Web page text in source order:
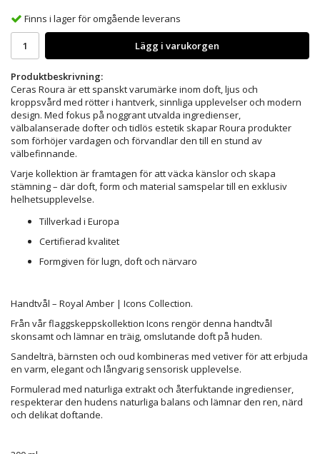
Finns i lager för omgående leverans
Lägg i varukorgen
Produktbeskrivning:
Ceras Roura är ett spanskt varumärke inom doft, ljus och
kroppsvård med rötter i hantverk, sinnliga upplevelser och modern
design. Med fokus på noggrant utvalda ingredienser,
välbalanserade dofter och tidlös estetik skapar Roura produkter
som förhöjer vardagen och förvandlar den till en stund av
välbefinnande.
Varje kollektion är framtagen för att väcka känslor och skapa
stämning – där doft, form och material samspelar till en exklusiv
helhetsupplevelse.
Tillverkad i Europa
Certifierad kvalitet
Formgiven för lugn, doft och närvaro
Handtvål – Royal Amber | Icons Collection.
Från vår flaggskeppskollektion Icons rengör denna handtvål
skonsamt och lämnar en träig, omslutande doft på huden.
Sandelträ, bärnsten och oud kombineras med vetiver för att erbjuda
en varm, elegant och långvarig sensorisk upplevelse.
Formulerad med naturliga extrakt och återfuktande ingredienser,
respekterar den hudens naturliga balans och lämnar den ren, närd
och delikat doftande.